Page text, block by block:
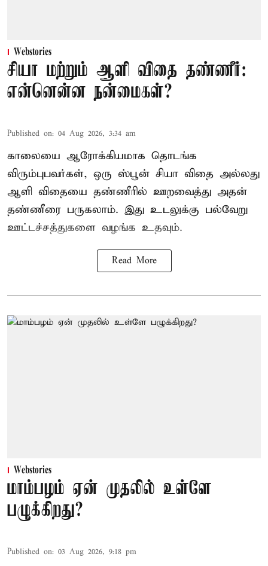
Webstories
சியா மற்றும் ஆளி விதை தண்ணீர்:
என்னென்ன நன்மைகள்?
Published on: 04 Aug 2026, 3:34 am
காலையை ஆரோக்கியமாக தொடங்க
விரும்புபவர்கள், ஒரு ஸ்பூன் சியா விதை அல்லது
ஆளி விதையை தண்ணீரில் ஊறவைத்து அதன்
தண்ணீரை பருகலாம். இது உடலுக்கு பல்வேறு
ஊட்டச்சத்துகளை வழங்க உதவும்.
Read More
Webstories
மாம்பழம் ஏன் முதலில் உள்ளே
பழுக்கிறது?
Published on: 03 Aug 2026, 9:18 pm